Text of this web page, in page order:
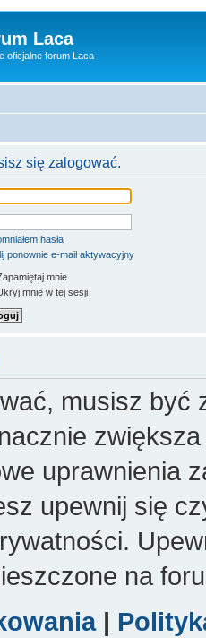
Laca
oficjalne forum Laca
się zalogować.
hasła
ponownie e-mail aktywacyjny
mnie
mnie w tej sesji
musisz być
uprawnienia
upewnij się
na
|